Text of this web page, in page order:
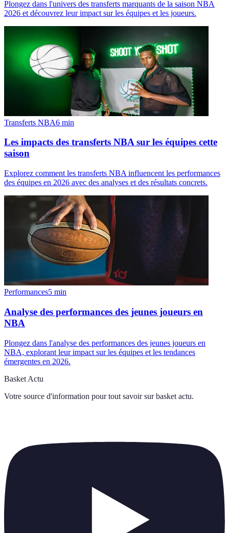
Plongez dans l'univers des transferts marquants de la saison NBA
2026 et découvrez leur impact sur les équipes et les joueurs.
Transferts NBA6 min
Les impacts des transferts NBA sur les équipes cette
saison
Explorez comment les transferts NBA influencent les performances
des équipes en 2026 avec des analyses et des résultats concrets.
Performances5 min
Analyse des performances des jeunes joueurs en
NBA
Plongez dans l'analyse des performances des jeunes joueurs en
NBA, explorant leur impact sur les équipes et les tendances
émergentes en 2026.
Basket Actu
Votre source d'information pour tout savoir sur basket actu.